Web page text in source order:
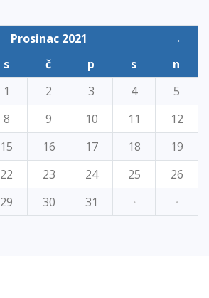
Prosinac 2021
→
s č p s
n
1 2 3 4
5
8 9 10 11
12
15 16 17 18
19
22 23 24 25
26
29 30 31 · ·